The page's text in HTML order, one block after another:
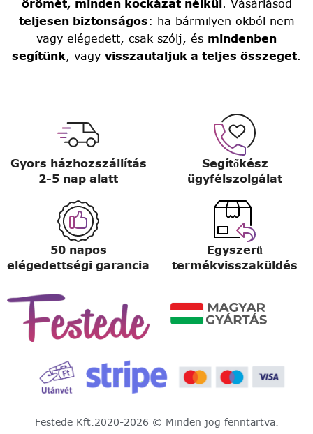
örömét, minden kockázat nélkül. Vásárlásod
teljesen biztonságos: ha bármilyen okból nem
vagy elégedett, csak szólj, és mindenben
segítünk, vagy visszautaljuk a teljes összeget.
Gyors házhozszállítás
2-5 nap alatt
Segítőkész
ügyfélszolgálat
50 napos
elégedettségi garancia
Egyszerű
termékvisszaküldés
Festede Kft.2020-2026 © Minden jog fenntartva.